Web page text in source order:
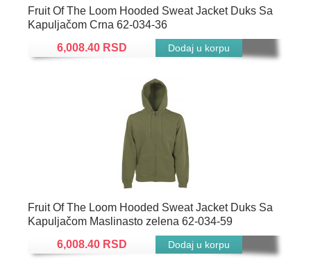
Fruit Of The Loom Hooded Sweat Jacket Duks Sa
Kapuljačom Crna 62-034-36
6,008.40 RSD
Fruit Of The Loom Hooded Sweat Jacket Duks Sa
Kapuljačom Maslinasto zelena 62-034-59
6,008.40 RSD